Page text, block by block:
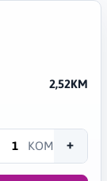
2,52KM
KOM +